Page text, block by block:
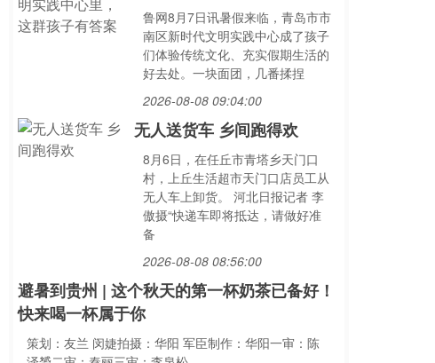
鲁网8月7日讯暑假来临，青岛市市
南区新时代文明实践中心成了孩子
们体验传统文化、充实假期生活的
好去处。一块面团，几番揉捏
2026-08-08 09:04:00
无人送货车 乡间跑得欢
8月6日，在任丘市青塔乡天门口
村，上丘生活超市天门口店员工从
无人车上卸货。 河北日报记者 李
傲摄“快递车即将抵达，请做好准
备
2026-08-08 08:56:00
避暑到贵州 | 这个秋天的第一杯奶茶已备好！
快来喝一杯属于你
策划：友兰 闵婕拍摄：华阳 军臣制作：华阳一审：陈